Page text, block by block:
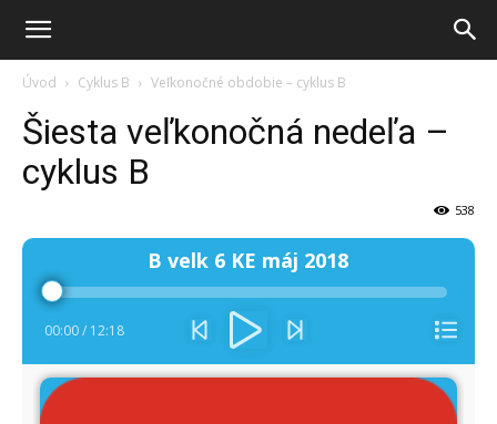
Úvod Cyklus B Veľkonočné obdobie – cyklus B
Šiesta veľkonočná nedeľa –
cyklus B
538
Audio
B velk 6 KE máj 2018
00:00/ 12:18